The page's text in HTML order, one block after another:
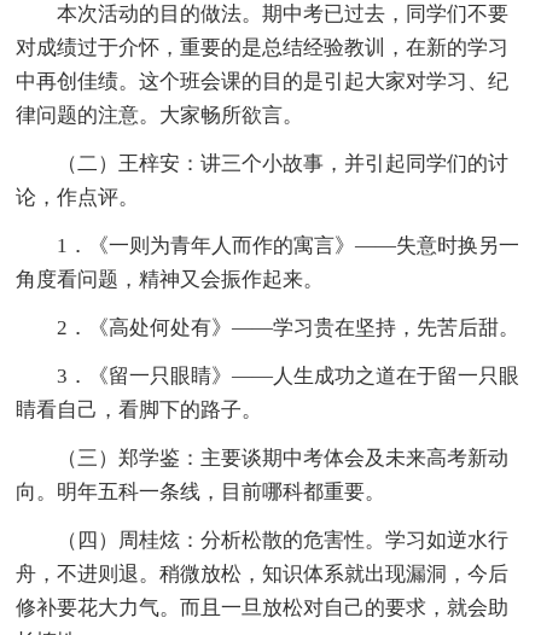
本次活动的目的做法。期中考已过去，同学们不要
对成绩过于介怀，重要的是总结经验教训，在新的学习
中再创佳绩。这个班会课的目的是引起大家对学习、纪
律问题的注意。大家畅所欲言。
（二）王梓安：讲三个小故事，并引起同学们的讨
论，作点评。
1．《一则为青年人而作的寓言》——失意时换另一
角度看问题，精神又会振作起来。
2．《高处何处有》——学习贵在坚持，先苦后甜。
3．《留一只眼睛》——人生成功之道在于留一只眼
睛看自己，看脚下的路子。
（三）郑学鉴：主要谈期中考体会及未来高考新动
向。明年五科一条线，目前哪科都重要。
（四）周桂炫：分析松散的危害性。学习如逆水行
舟，不进则退。稍微放松，知识体系就出现漏洞，今后
修补要花大力气。而且一旦放松对自己的要求，就会助